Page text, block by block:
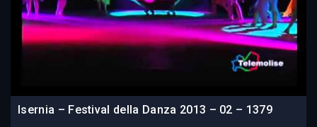
Isernia – Festival della Danza 2013 – 02 – 1379